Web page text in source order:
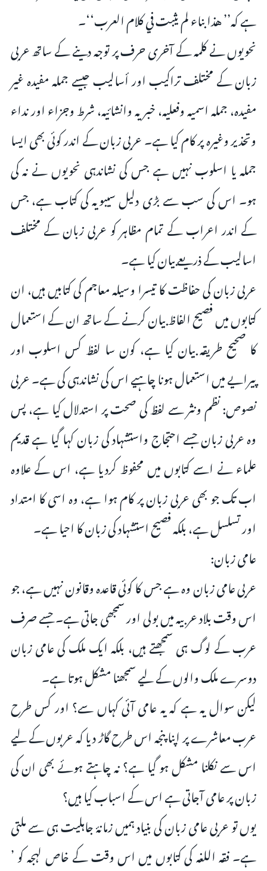
ہے کہ’’ هذا بناء لم يثبت في كلام العرب‘‘۔
نحویوں نے کلمہ کے آخری حرف پر توجہ دینے کے ساتھ عربی
زبان کے مختلف تراکیب اور أسالیب جیسے جملہ مفیدہ غیر
مفیدہ، جملہ اسمیہ وفعلیہ، خبریہ وانشائیہ، شرط وجزاء اور نداء
وتحذیر وغیرہ پر کام کیا ہے۔ عربی زبان کے اندر کوئی بھی ایسا
جملہ یا اسلوب نہیں ہے جس کی نشاندہی نحویوں نے نہ کی
ہو۔ اس کی سب سے بڑی دلیل سیبویہ کی کتاب ہے، جس
کے اندر اعراب کے تمام مظاہر کو عربی زبان کے مختلف
اسالیب کے ذریعے بیان کیا ہے۔
عربی زبان کی حفاظت کا تیسرا وسیلہ معاجم کی کتابیں ہیں، ان
کتابوں میں فصیح الفاظ بیان کرنے کے ساتھ ان کے استعمال
کا صحیح طریقہ بیان کیا ہے، کون سا لفظ کس اسلوب اور
پیرایے میں استعمال ہونا چاہیے اس کی نشاندہی کی ہے۔ عربی
نصوص: نظم ونثر سے لفظ کی صحت پر استدلال کیا ہے، پس
وہ عربی زبان جسے احتجاج واستشہاد کی زبان کہا گیا ہے قدیم
علماء نے اسے کتابوں میں ‌محفوظ کردیا ہے، اس کے ‌علاوہ
اب تک جو بھی عربی زبان پر کام ہوا ہے، وہ اسی کا امتداد
اور تسلسل ہے، بلکہ فصیح استشہاد کی زبان کا احیا ہے۔
عامی زبان:
عربی عامی زبان وہ ہے جس کا کوئی قاعدہ وقانون نہیں ہے، جو
اس وقت بلاد عربیہ میں بولی اور سمجھی جاتی ہے۔ جسے صرف
عرب کے لوگ ہی سمجھتے ہیں، بلکہ ایک ملک کی عامی زبان
دوسرے ملک والوں کے لیے سمجھنا مشکل ہوتا ہے۔
لیکن سوال یہ ہے کہ یہ عامی آئی کہاں سے؟ اور کس طرح
عرب معاشرے پر اپنا پنجہ اس طرح گاڑ دیا کہ عربوں کے لیے
اس سے نکلنا مشکل ہو گیا ہے؟ نہ چاہتے ہوئے بھی ان کی
زبان پر عامی آجاتی ہے اس کے اسباب کیا ہیں؟
یوں تو عربی عامی زبان کی بنیاد ہمیں زمانۂ جاہلیت ہی سے ملتی
ہے‌۔ فقہ اللغہ کی کتابوں میں اس وقت کے خاص لہجہ کو ’